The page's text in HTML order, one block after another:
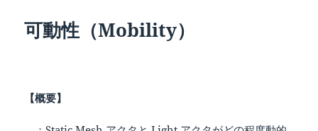
可動性（Mobility）
【概要】